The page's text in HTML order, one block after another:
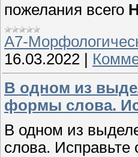
пожелания всего
А7-
16.03.2022
В одном из
формы слова.
В одном из
слова.